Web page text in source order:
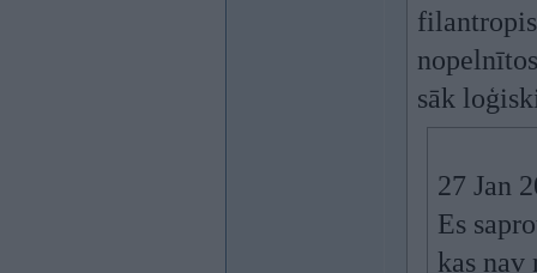
sāk
27 Jan
Es
kas